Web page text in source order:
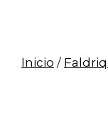
Inicio /